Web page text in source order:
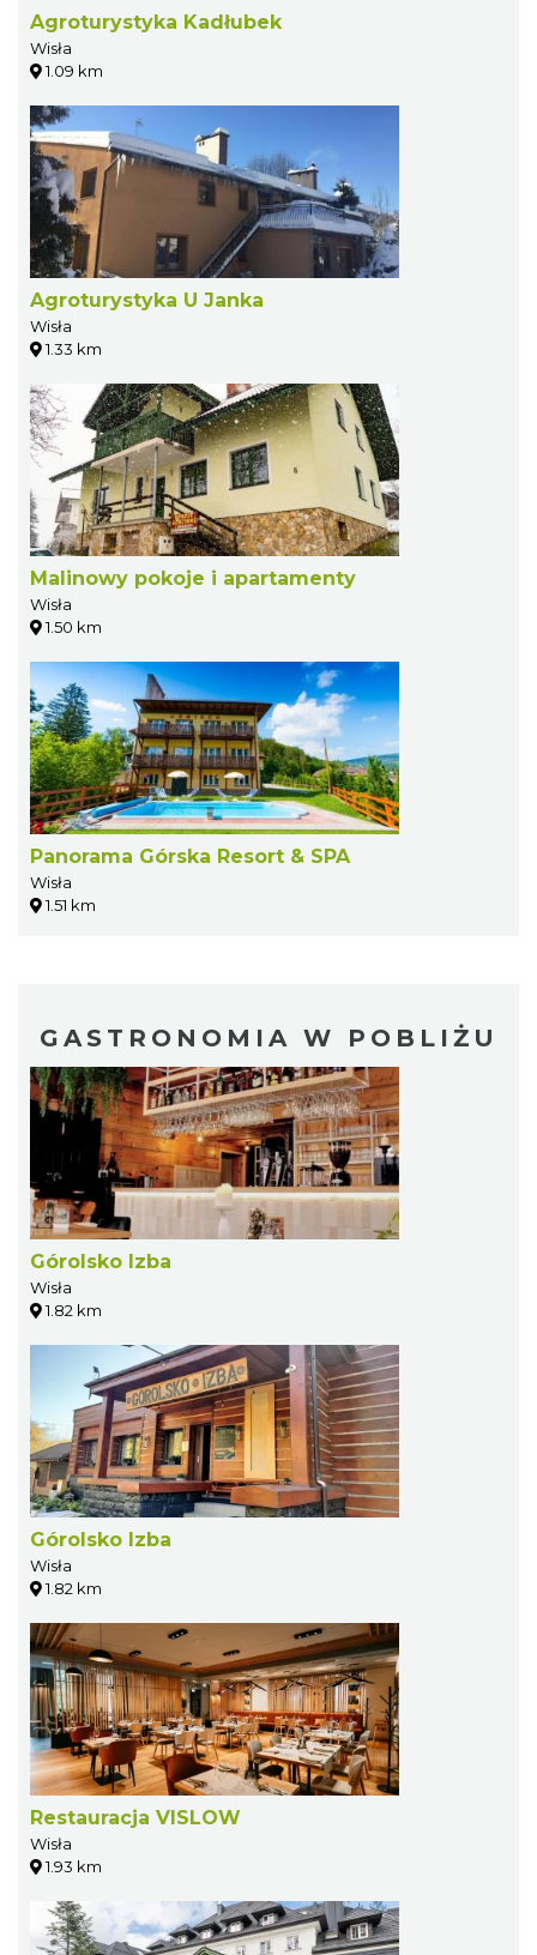
Agroturystyka Kadłubek
Wisła
1.09 km
Agroturystyka U Janka
Wisła
1.33 km
Malinowy pokoje i apartamenty
Wisła
1.50 km
Panorama Górska Resort & SPA
Wisła
1.51 km
GASTRONOMIA W POBLIŻU
Górolsko Izba
Wisła
1.82 km
Górolsko Izba
Wisła
1.82 km
Restauracja VISLOW
Wisła
1.93 km